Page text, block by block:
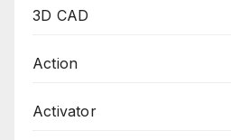
3D CAD
Action
Activator